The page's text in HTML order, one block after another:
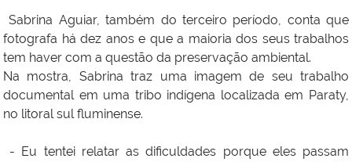
Sabrina Aguiar, também do terceiro período, conta que
fotografa há dez anos e que a maioria dos seus trabalhos
tem haver com a questão da preservação ambiental.
Na mostra, Sabrina traz uma imagem de seu trabalho
documental em uma tribo indígena localizada em Paraty,
no litoral sul fluminense.
- Eu tentei relatar as dificuldades porque eles passam